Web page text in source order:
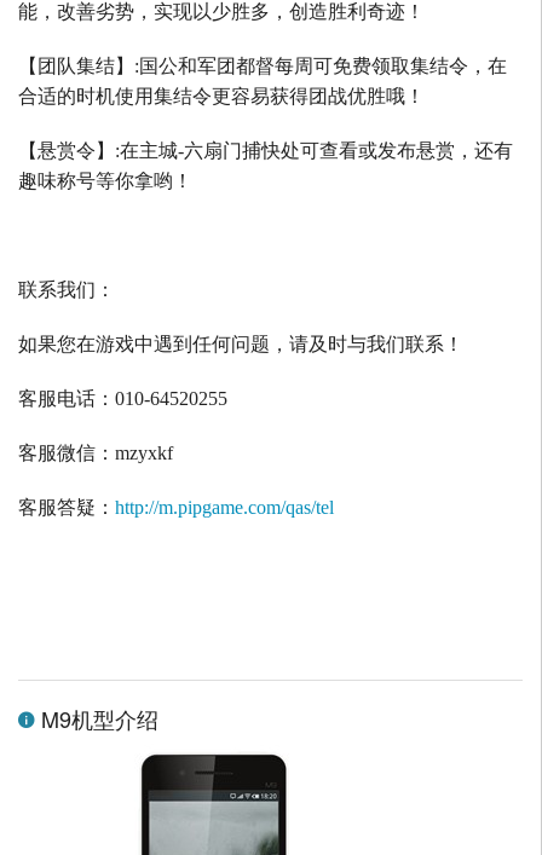
能，改善劣势，实现以少胜多，创造胜利奇迹！
【团队集结】 :国公和军团都督每周可免费领取集结令，在
合适的时机使用集结令更容易获得团战优胜哦！
【悬赏令】 :在主城-六扇门捕快处可查看或发布悬赏，还有
趣味称号等你拿哟！
联系我们：
如果您在游戏中遇到任何问题，请及时与我们联系！
客服电话： 010-64520255
客服微信： mzyxkf
客服答疑： http://m.pipgame.com/qas/tel
M9机型介绍